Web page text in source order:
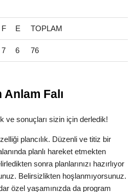
F E TOPLAM
7 6 76
Falı
ve sonuçları sizin için derledik!
plancılık. Düzenli ve titiz bir
planlı hareket etmekten
sonra planlarınızı hazırlıyor
Belirsizlikten hoşlanmıyorsunuz.
özel yaşamınızda da program